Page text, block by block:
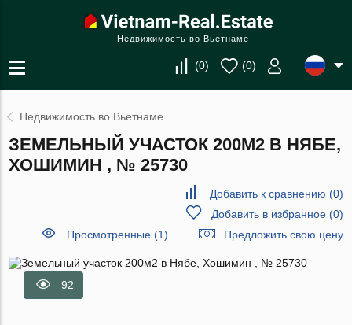
Недвижимость во Вьетнаме
(0) (0)
Недвижимость во Вьетнаме
ЗЕМЕЛЬНЫЙ УЧАСТОК 200М2 В НЯБЕ,
ХОШИМИН , № 25730
Добавить к сравнению (0)
Добавить в избранное(0)
Просмотренные (1)
Предложить свою цену
92